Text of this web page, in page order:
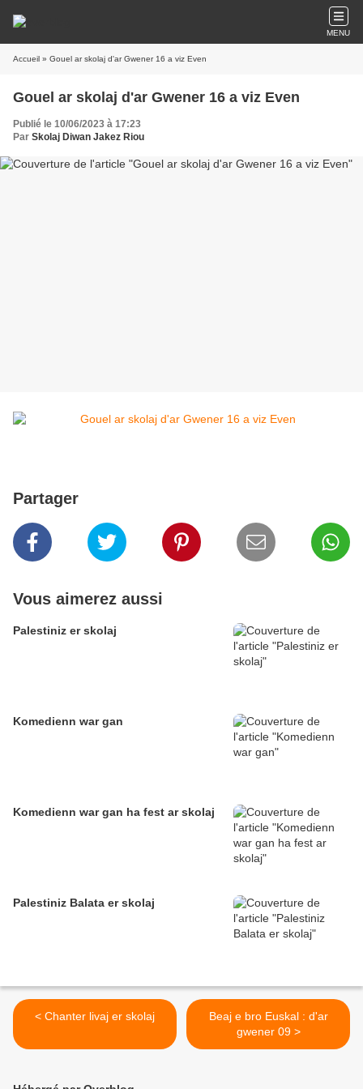
MENU
Accueil » Gouel ar skolaj d'ar Gwener 16 a viz Even
Gouel ar skolaj d'ar Gwener 16 a viz Even
Publié le 10/06/2023 à 17:23
Par Skolaj Diwan Jakez Riou
Partager
Vous aimerez aussi
Palestiniz er skolaj
Komedienn war gan
Komedienn war gan ha fest ar skolaj
Palestiniz Balata er skolaj
< Chanter livaj er skolaj
Beaj e bro Euskal : d'ar
gwener 09 >